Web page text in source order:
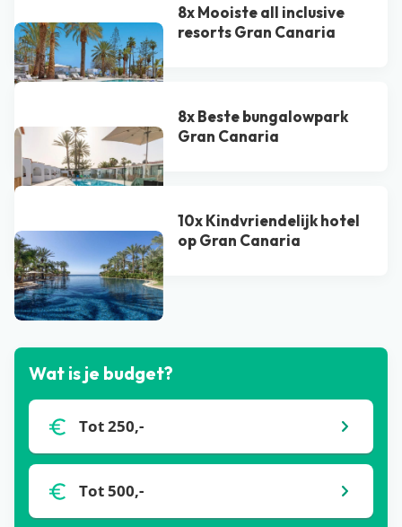
8x Mooiste all inclusive
resorts Gran Canaria
8x Beste bungalowpark
Gran Canaria
10x Kindvriendelijk hotel
op Gran Canaria
Bekijk alle blogs
Wat is je budget?
Tot 250,-
Tot 500,-